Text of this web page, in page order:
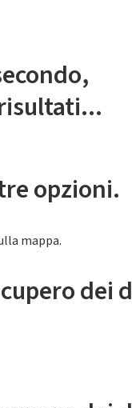
opzioni.
mappa.
dei